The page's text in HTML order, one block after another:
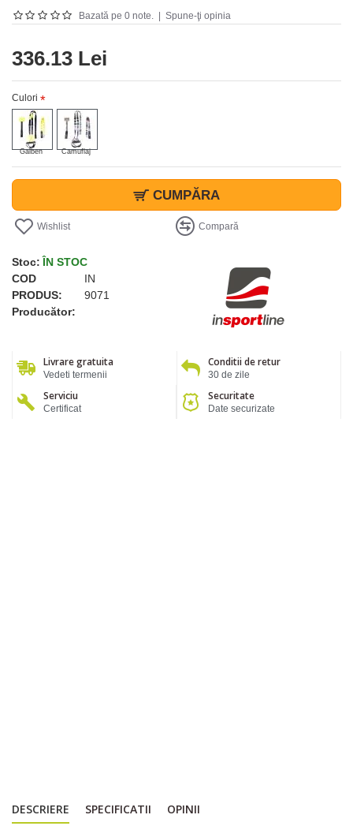
Bazată pe 0 note. Spune-ţi opinia
336.13 Lei
Culori
Galben Camuflaj
CUMPĂRA
Wishlist Compară
Stoc: ÎN STOC
COD
PRODUS:
IN
9071
Producător:
Livrare gratuita
Vedeti termenii
Conditii de retur
30 de zile
Serviciu
Certificat
Securitate
Date securizate
DESCRIERE SPECIFICATII OPINII